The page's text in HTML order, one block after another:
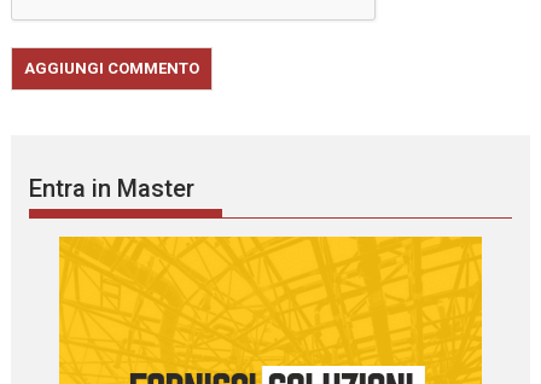
Entra in Master